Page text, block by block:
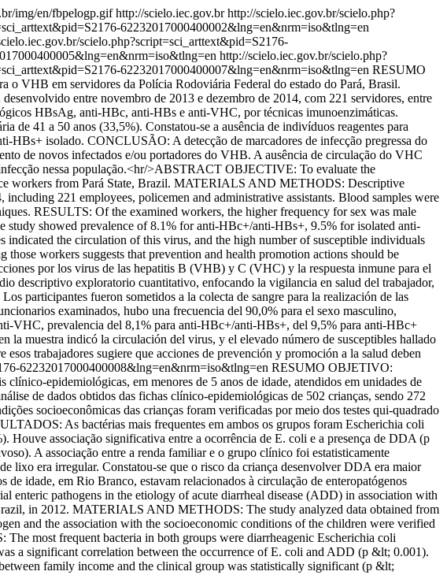
img/en/fbpelogp.gif http://scielo.iec.gov.brhttp://scielo.iec.gov.br/scielo.php?
62232017000400002&lng=en&nrm=iso&tlng=en
scielo.php?script=sci_arttext&pid=S2176-
http://scielo.iec.gov.br/scielo.php?
62232017000400007&lng=en&nrm=iso&tlng=en RESUMO
VHB em servidores da Polícia Rodoviária Federal do estado do Pará, Brasil.
entre novembro de 2013 e dezembro de 2014, com 221 servidores, entre
HBsAg, anti-HBc, anti-HBs e anti-VHC, por técnicas imunoenzimáticas.
41 a 50 anos (33,5%). Constatou-se a ausência de indivíduos reagentes para
isolado. CONCLUSÃO: A detecção de marcadores de infecção pregressa do
de novos infectados e/ou portadores do VHB. A ausência de circulação do VHC
infecção nessa população.<hr/>ABSTRACT OBJECTIVE: To evaluate the
workers from Pará State, Brazil. MATERIALS AND METHODS: Descriptive
221 employees, policemen and administrative assistants. Blood samples were
RESULTS: Of the examined workers, the higher frequency for sex was male
showed prevalence of 8.1% for anti-HBc+/anti-HBs+, 9.5% for isolated anti-
the circulation of this virus, and the high number of susceptible individuals
workers suggests that prevention and health promotion actions should be
por los virus de las hepatitis B (VHB) y C (VHC) y la respuesta inmune para el
descriptivo exploratorio cuantitativo, enfocando la vigilancia en salud del trabajador,
participantes fueron sometidos a la colecta de sangre para la realización de las
examinados, hubo una frecuencia del 90,0% para el sexo masculino,
VHC, prevalencia del 8,1% para anti-HBc+/anti-HBs+, del 9,5% para anti-HBc+
muestra indicó la circulación del virus, y el elevado número de susceptibles hallado
trabajadores sugiere que acciones de prevención y promoción a la salud deben
62232017000400008&lng=en&nrm=iso&tlng=en RESUMO OBJETIVO:
epidemiológicas, em menores de 5 anos de idade, atendidos em unidades de
de dados obtidos das fichas clínico-epidemiológicas de 502 crianças, sendo 272
socioeconômicas das crianças foram verificadas por meio dos testes qui-quadrado
As bactérias mais frequentes em ambos os grupos foram Escherichia coli
associação significativa entre a ocorrência de E. coli e a presença de DDA (p
A associação entre a renda familiar e o grupo clínico foi estatisticamente
lixo era irregular. Constatou-se que o risco da criança desenvolver DDA era maior
idade, em Rio Branco, estavam relacionados à circulação de enteropatógenos
pathogens in the etiology of acute diarrheal disease (ADD) in association with
in 2012. MATERIALS AND METHODS: The study analyzed data obtained from
and the association with the socioeconomic conditions of the children were verified
most frequent bacteria in both groups were diarrheagenic Escherichia coli
a significant correlation between the occurrence of E. coli and ADD (p &lt; 0.001).
family income and the clinical group was statistically significant (p &lt;